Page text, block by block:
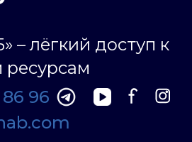
– лёгкий доступ к
ресурсам
86 96